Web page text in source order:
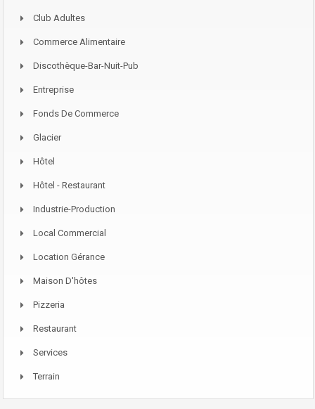
Club Adultes
Commerce Alimentaire
Discothèque-Bar-Nuit-Pub
Entreprise
Fonds De Commerce
Glacier
Hôtel
Hôtel - Restaurant
Industrie-Production
Local Commercial
Location Gérance
Maison D'hôtes
Pizzeria
Restaurant
Services
Terrain